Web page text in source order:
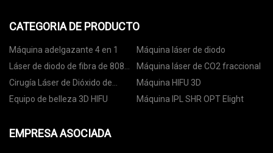
CATEGORIA DE PRODUCTO
Máquina adelgazante 4 en 1
Máquina láser de diodo
Láser de diodo de fibra de 808
nm
Máquina láser de CO2 fraccional
Cirugía Láser de Dióxido de
Carbono
Máquina HIFU 3D
Equipo de belleza 3D HIFU
Máquina IPL SHR OPT Elight
EMPRESA ASOCIADA